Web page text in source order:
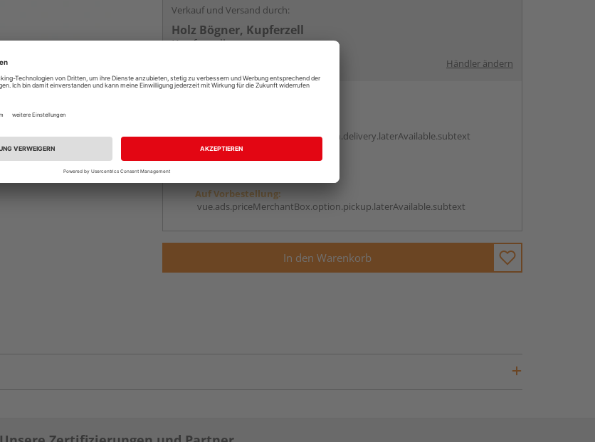
Verkauf und Versand durch:
Holz Bögner, Kupferzell
Kupferzell
Händler ändern
vue.ads.priceMerchantBox.option.delivery.laterAvailable.subtext
Auf Vorbestellung:
vue.ads.priceMerchantBox.option.pickup.laterAvailable.subtext
In den Warenkorb